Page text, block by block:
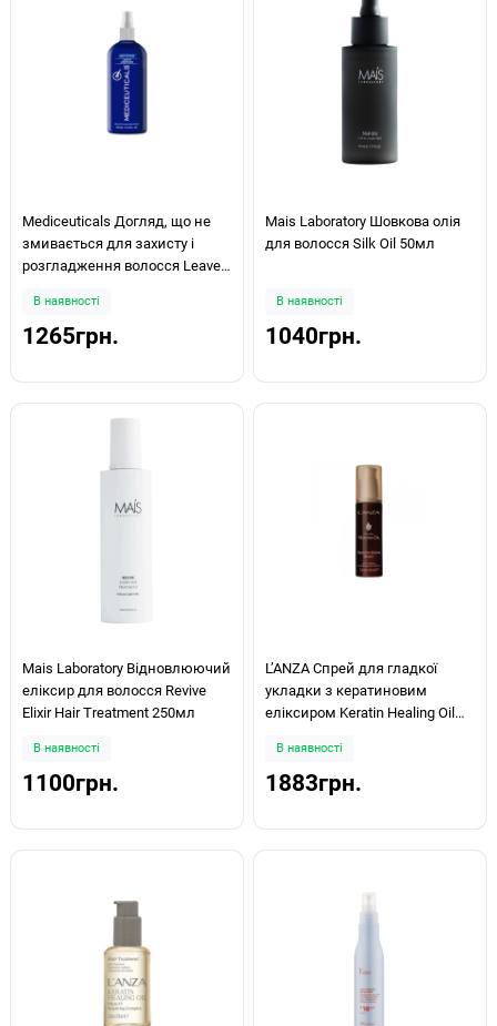
Mediceuticals Догляд, що не
змивається для захисту і
розгладження волосся Leave-
В наявності
1265грн.
Mais Laboratory Шовкова олія
для волосся Silk Oil 50мл
В наявності
1040грн.
Mais Laboratory Відновлюючий
еліксир для волосся Revive
Elixir Hair Treatment 250мл
В наявності
1100грн.
LʼANZA Спрей для гладкої
укладки з кератиновим
еліксиром Keratin Healing Oil
В наявності
1883грн.